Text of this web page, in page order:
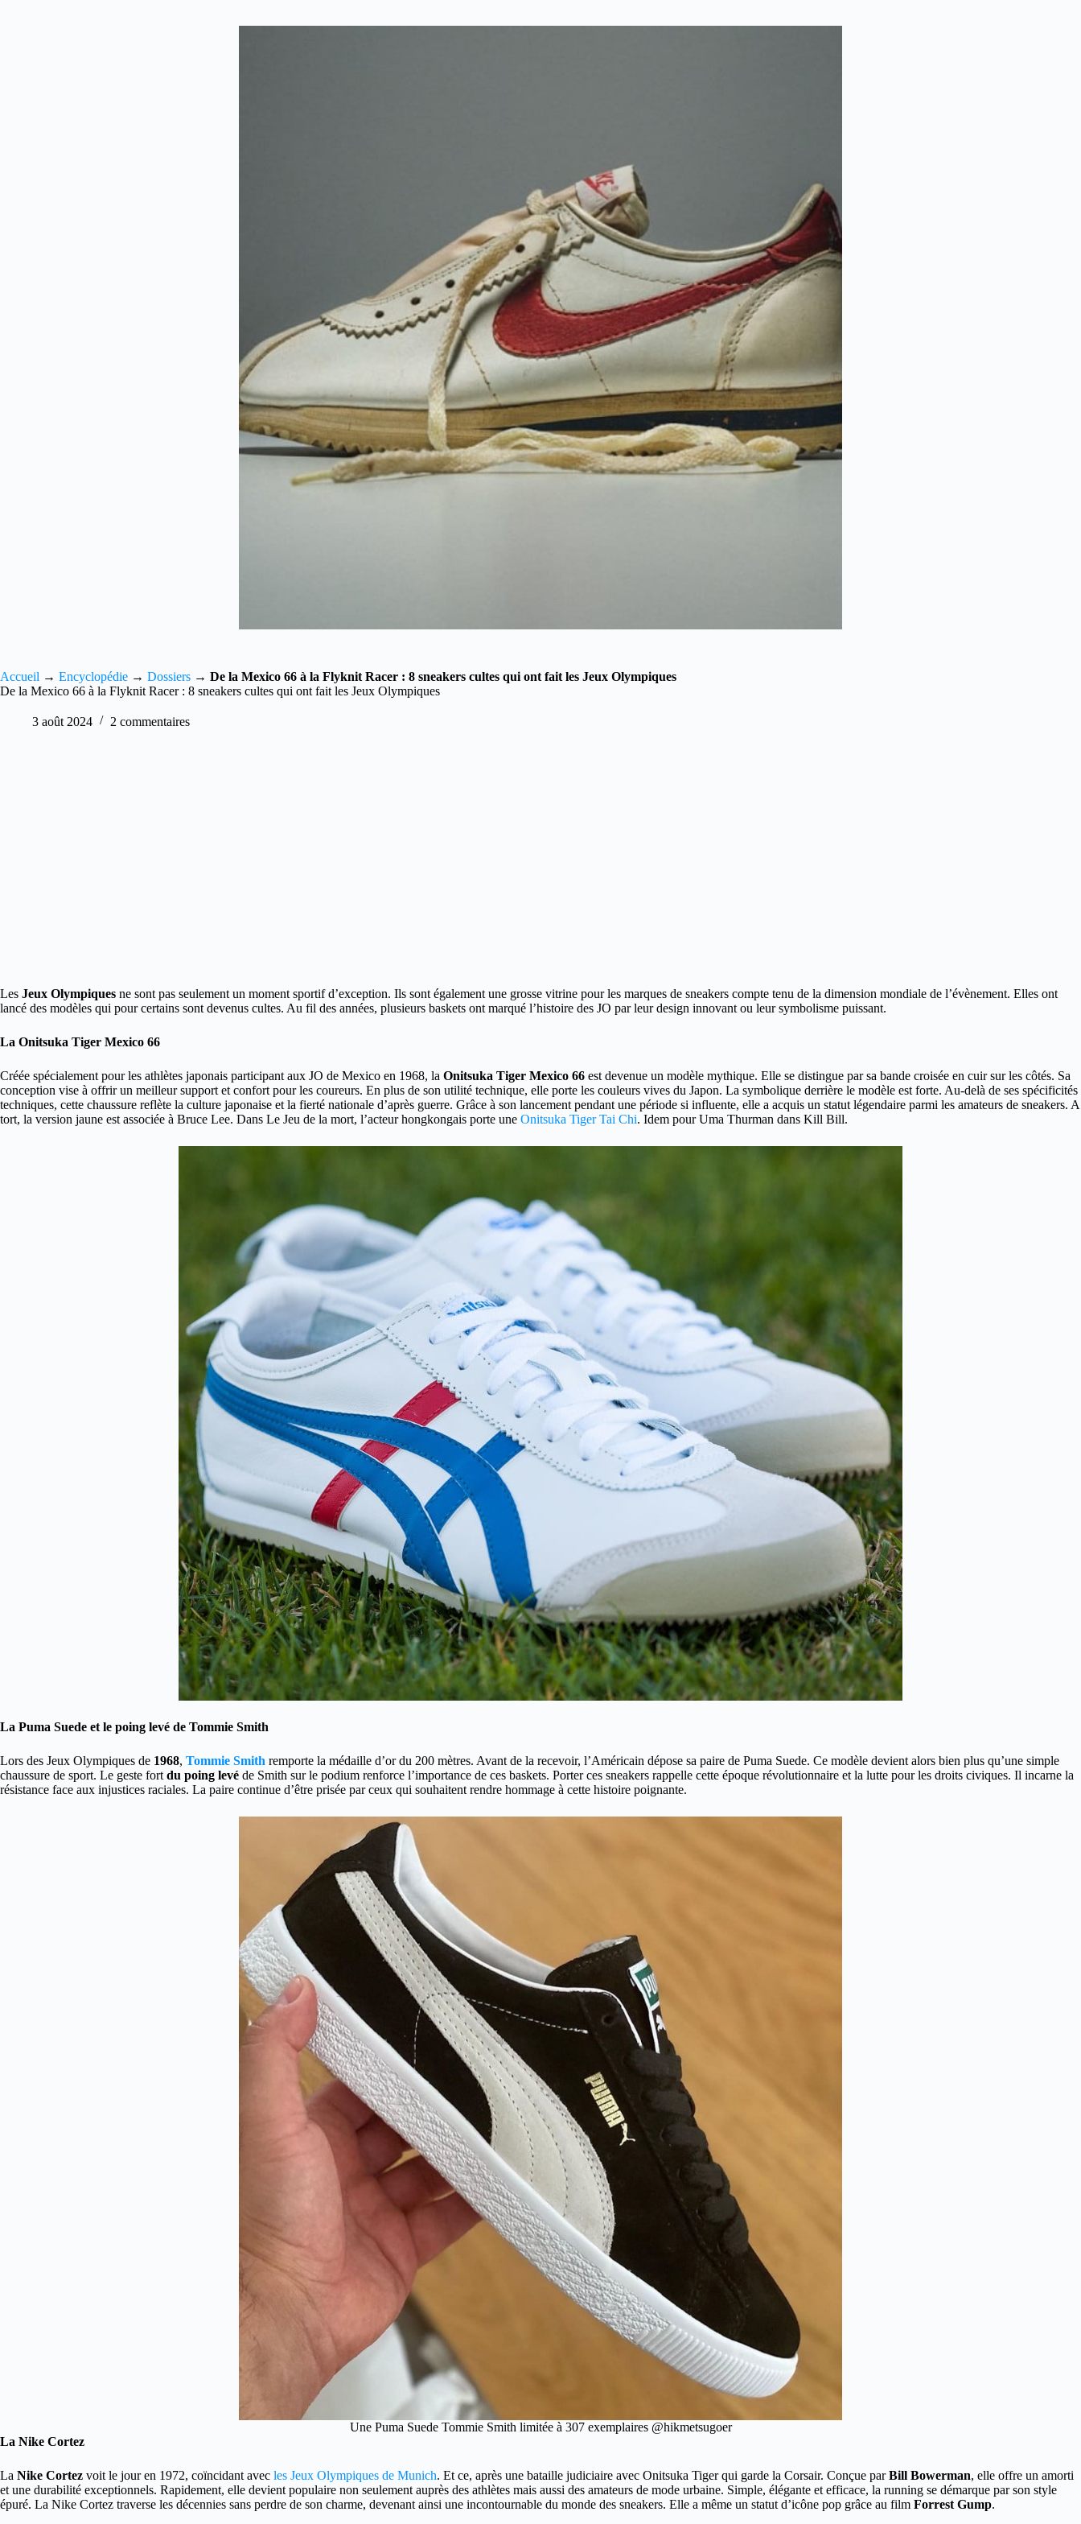
Accueil → Encyclopédie → Dossiers → De la Mexico 66 à la Flyknit Racer : 8 sneakers cultes qui ont fait les Jeux Olympiques
De la Mexico 66 à la Flyknit Racer : 8 sneakers cultes qui ont fait les Jeux Olympiques
3 août 2024 2 commentaires
Les Jeux Olympiques ne sont pas seulement un moment sportif d’exception. Ils sont également une grosse vitrine pour les marques de sneakers compte tenu de la dimension mondiale de l’évènement. Elles ont
lancé des modèles qui pour certains sont devenus cultes. Au fil des années, plusieurs baskets ont marqué l’histoire des JO par leur design innovant ou leur symbolisme puissant.
La Onitsuka Tiger Mexico 66
Créée spécialement pour les athlètes japonais participant aux JO de Mexico en 1968, la Onitsuka Tiger Mexico 66 est devenue un modèle mythique. Elle se distingue par sa bande croisée en cuir sur les côtés. Sa
conception vise à offrir un meilleur support et confort pour les coureurs. En plus de son utilité technique, elle porte les couleurs vives du Japon. La symbolique derrière le modèle est forte. Au-delà de ses spécificités
techniques, cette chaussure reflète la culture japonaise et la fierté nationale d’après guerre. Grâce à son lancement pendant une période si influente, elle a acquis un statut légendaire parmi les amateurs de sneakers. A
tort, la version jaune est associée à Bruce Lee. Dans Le Jeu de la mort, l’acteur hongkongais porte une Onitsuka Tiger Tai Chi. Idem pour Uma Thurman dans Kill Bill.
La Puma Suede et le poing levé de Tommie Smith
Lors des Jeux Olympiques de 1968, Tommie Smith remporte la médaille d’or du 200 mètres. Avant de la recevoir, l’Américain dépose sa paire de Puma Suede. Ce modèle devient alors bien plus qu’une simple
chaussure de sport. Le geste fort du poing levé de Smith sur le podium renforce l’importance de ces baskets. Porter ces sneakers rappelle cette époque révolutionnaire et la lutte pour les droits civiques. Il incarne la
résistance face aux injustices raciales. La paire continue d’être prisée par ceux qui souhaitent rendre hommage à cette histoire poignante.
Une Puma Suede Tommie Smith limitée à 307 exemplaires @hikmetsugoer
La Nike Cortez
La Nike Cortez voit le jour en 1972, coïncidant avec les Jeux Olympiques de Munich. Et ce, après une bataille judiciaire avec Onitsuka Tiger qui garde la Corsair. Conçue parBill Bowerman, elle offre un amorti
et une durabilité exceptionnels. Rapidement, elle devient populaire non seulement auprès des athlètes mais aussi des amateurs de mode urbaine. Simple, élégante et efficace, la running se démarque par son style
épuré. La Nike Cortez traverse les décennies sans perdre de son charme, devenant ainsi une incontournable du monde des sneakers. Elle a même un statut d’icône pop grâce au film Forrest Gump.